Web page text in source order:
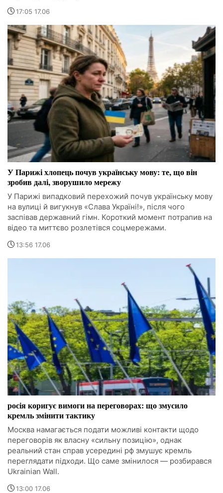
17:05 17.06
У Парижі хлопець почув українську мову: те, що він
зробив далі, зворушило мережу
У Парижі випадковий перехожий почув українську мову
на вулиці й вигукнув «Слава Україні!», після чого
заспівав державний гімн. Короткий момент потрапив на
відео та миттєво розлетівся соцмережами.
13:56 17.06
росія коригує вимоги на переговорах: що змусило
кремль змінити тактику
Москва намагається подати можливі контакти щодо
переговорів як власну «сильну позицію», однак
реальний стан справ усередині рф змушує кремль
переглядати підходи. Що саме змінилося — розбирався
Ukrainian Wall.
13:00 17.06